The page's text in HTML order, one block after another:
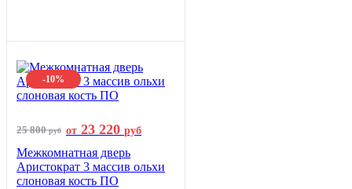
-10%
25 800руб от 23 220 руб
Межкомнатная дверь
Аристократ 3 массив ольхи
слоновая кость ПО